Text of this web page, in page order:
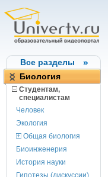
Все разделы
Биология
Студентам,
cпециалистам
Человек
Экология
Общая биология
Биоинженерия
История науки
Гипотезы (дискуссии)